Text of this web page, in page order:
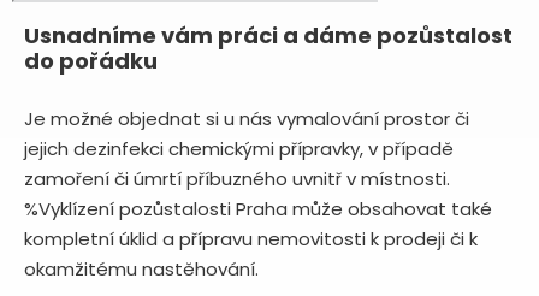
Usnadníme vám práci a dáme pozůstalost
do pořádku
Je možné objednat si u nás vymalování prostor či
jejich dezinfekci chemickými přípravky, v případě
zamoření či úmrtí příbuzného uvnitř v místnosti.
%Vyklízení pozůstalosti Praha může obsahovat také
kompletní úklid a přípravu nemovitosti k prodeji či k
okamžitému nastěhování.